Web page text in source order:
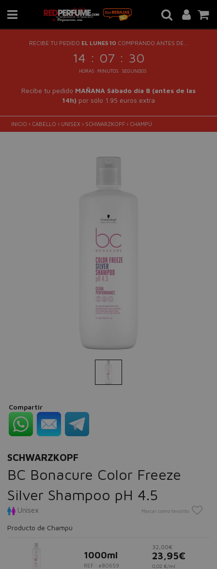
RECIBE TU PEDIDO EL LUNES 10 COMPRANDO ANTES DE...
14 : 07 : 29
HORAS MINUTOS SEGUNDOS
Recibe tu pedido MAÑANA Sábado día 8 (antes de las
14h) por sólo 1.95 euros extra
INICIO › CABELLO › UNISEX › SCHWARZKOPF › CHAMPÚ
Compartir
SCHWARZKOPF
BC Bonacure Color Freeze
Silver Shampoo pH 4.5
Unisex Marcar como favorito
Producto de Champú
1000ml
REF.: #80659
32,00€
23,95€
0,02 €/ml